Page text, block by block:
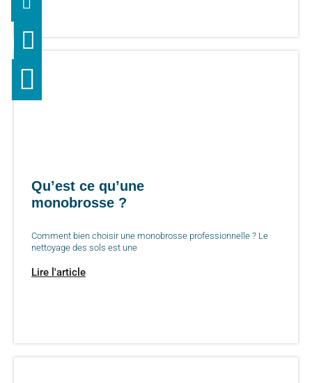
Qu’est ce qu’une
monobrosse ?
Comment bien choisir une monobrosse professionnelle ? Le
nettoyage des sols est une
Lire l'article